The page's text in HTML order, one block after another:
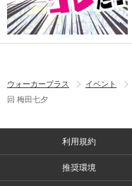
ウォーカープラス イベント
回 梅田七夕
利用規約
推奨環境